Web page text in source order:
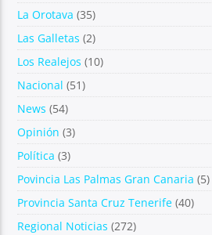
La Orotava (35)
Las Galletas (2)
Los Realejos (10)
Nacional (51)
News (54)
Opinión (3)
Política (3)
Povincia Las Palmas Gran Canaria (5)
Provincia Santa Cruz Tenerife (40)
Regional Noticias (272)